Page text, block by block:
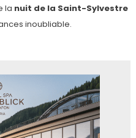
la nuit de la Saint-Sylvestre
inoubliable.